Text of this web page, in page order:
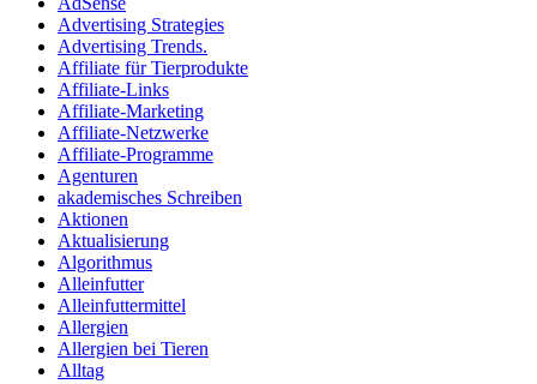
Advertising Strategies
Advertising Trends.
Affiliate für Tierprodukte
Affiliate-Links
Affiliate-Marketing
Affiliate-Netzwerke
Affiliate-Programme
Agenturen
akademisches Schreiben
Aktionen
Aktualisierung
Algorithmus
Alleinfutter
Alleinfuttermittel
Allergien
Allergien bei Tieren
Alltag